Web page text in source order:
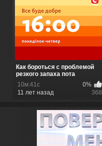
Как бороться с проблемой
резкого запаха пота
10м:41с
0%
11 лет назад
368